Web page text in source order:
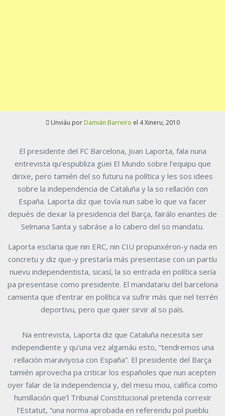
Unviáu por Damián Barreiro el 4 Xineru, 2010
El presidente del FC Barcelona, Joan Laporta, fala nuna
entrevista qu’espubliza güei El Mundo sobre l’equipu que
dirixe, pero tamién del so futuru na política y les sos idees
sobre la independencia de Cataluña y la so rellación con
España. Laporta diz que tovía nun sabe lo que va facer
depués de dexar la presidencia del Barça, fairálo enantes de
Selmana Santa y sabráse a lo cabero del so mandatu.
Laporta esclaria que nin ERC, nin CIU propunxéron-y nada en
concretu y diz que-y prestaría más presentase con un partíu
nuevu independentista, sicasí, la so entrada en política sería
pa presentase como presidente. El mandatariu del barcelona
camienta que d’entrar en política va sufrir más que nel terrén
deportivu, pero que quier sirvir al so país.
Na entrevista, Laporta diz que Cataluña necesita ser
independiente y qu’una vez algamáu esto, “tendremos una
rellación maraviyosa con España”. El presidente del Barça
tamién aprovecha pa criticar los españoles que nun acepten
oyer falar de la independencia y, del mesu mou, califica como
humillación que’l Tribunal Constitucional pretenda correxir
l’Estatut, “una norma aprobada en referendu pol pueblu